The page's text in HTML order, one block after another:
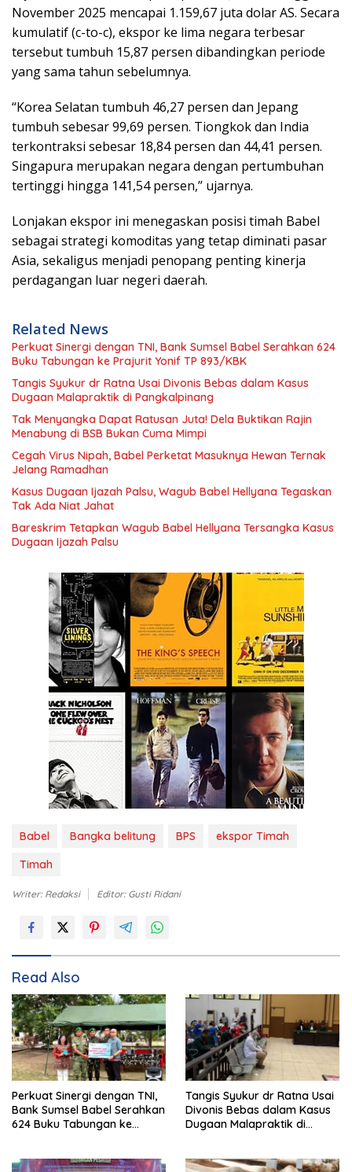
November 2025 mencapai 1.159,67 juta dolar AS. Secara
kumulatif (c-to-c), ekspor ke lima negara terbesar
tersebut tumbuh 15,87 persen dibandingkan periode
yang sama tahun sebelumnya.
“Korea Selatan tumbuh 46,27 persen dan Jepang
tumbuh sebesar 99,69 persen. Tiongkok dan India
terkontraksi sebesar 18,84 persen dan 44,41 persen.
Singapura merupakan negara dengan pertumbuhan
tertinggi hingga 141,54 persen,” ujarnya.
Lonjakan ekspor ini menegaskan posisi timah Babel
sebagai strategi komoditas yang tetap diminati pasar
Asia, sekaligus menjadi penopang penting kinerja
perdagangan luar negeri daerah.
Related News
Perkuat Sinergi dengan TNI, Bank Sumsel Babel Serahkan 624
Buku Tabungan ke Prajurit Yonif TP 893/KBK
Tangis Syukur dr Ratna Usai Divonis Bebas dalam Kasus
Dugaan Malapraktik di Pangkalpinang
Tak Menyangka Dapat Ratusan Juta! Dela Buktikan Rajin
Menabung di BSB Bukan Cuma Mimpi
Cegah Virus Nipah, Babel Perketat Masuknya Hewan Ternak
Jelang Ramadhan
Kasus Dugaan Ijazah Palsu, Wagub Babel Hellyana Tegaskan
Tak Ada Niat Jahat
Bareskrim Tetapkan Wagub Babel Hellyana Tersangka Kasus
Dugaan Ijazah Palsu
Babel Bangka belitung BPS
ekspor Timah
Timah
Writer: Redaksi Editor: Gusti Ridani
Read Also
Perkuat Sinergi dengan TNI,
Bank Sumsel Babel Serahkan
624 Buku Tabungan ke
Tangis Syukur dr Ratna Usai
Divonis Bebas dalam Kasus
Dugaan Malapraktik di